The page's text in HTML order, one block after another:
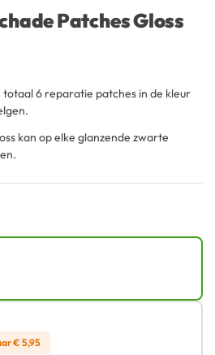
Patches Gloss
totaal 6 reparatie patches in de kleur
kan op elke glanzende zwarte
€ 5,95